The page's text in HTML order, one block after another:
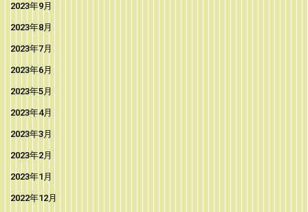
2023年9月
2023年8月
2023年7月
2023年6月
2023年5月
2023年4月
2023年3月
2023年2月
2023年1月
2022年12月